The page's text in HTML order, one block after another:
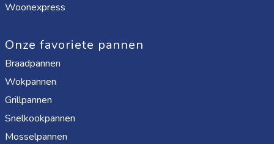
Woonexpress
Onze favoriete pannen
Braadpannen
Wokpannen
Grillpannen
Snelkookpannen
Mosselpannen